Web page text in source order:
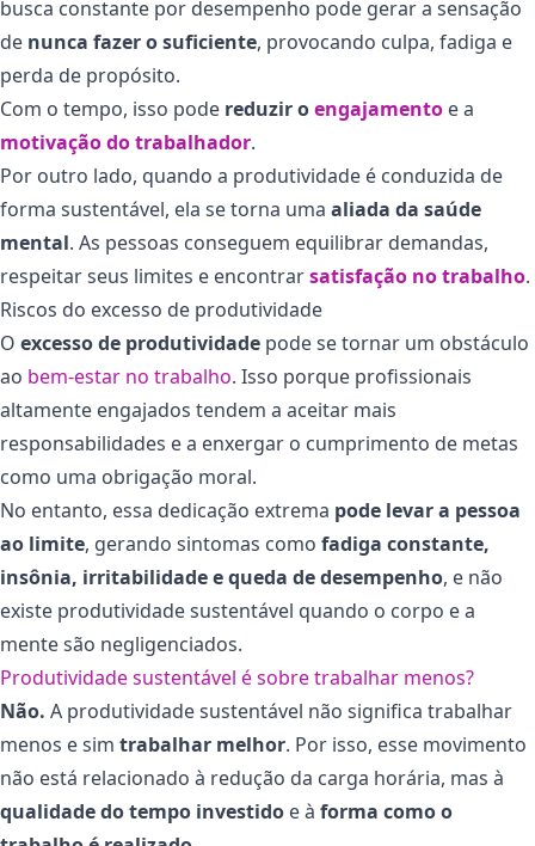
busca constante por desempenho pode gerar a sensação
de nunca fazer o suficiente, provocando culpa, fadiga e
perda de propósito.
Com o tempo, isso pode reduzir oengajamento e a
motivação do trabalhador.
Por outro lado, quando a produtividade é conduzida de
forma sustentável, ela se torna uma aliada da saúde
mental. As pessoas conseguem equilibrar demandas,
respeitar seus limites e encontrarsatisfação no trabalho.
Riscos do excesso de produtividade
O excesso de produtividade pode se tornar um obstáculo
ao bem-estar no trabalho. Isso porque profissionais
altamente engajados tendem a aceitar mais
responsabilidades e a enxergar o cumprimento de metas
como uma obrigação moral.
No entanto, essa dedicação extrema pode levar a pessoa
ao limite, gerando sintomas como fadiga constante,
insônia, irritabilidade e queda de desempenho, e não
existe produtividade sustentável quando o corpo e a
mente são negligenciados.
Produtividade sustentável é sobre trabalhar menos?
Não. A produtividade sustentável não significa trabalhar
menos e sim trabalhar melhor. Por isso, esse movimento
não está relacionado à redução da carga horária, mas à
qualidade do tempo investido e à forma como o